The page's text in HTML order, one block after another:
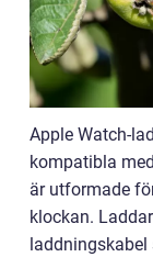
Apple Watch-
kompatibla
är utformade
klockan.